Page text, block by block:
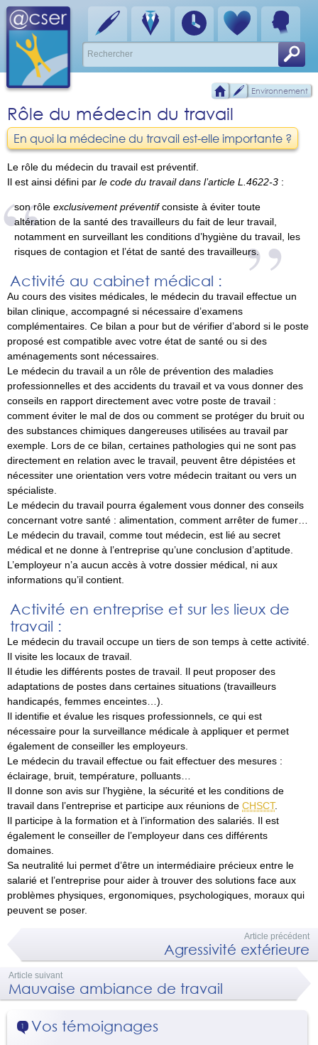
Environnement
Rôle du médecin du travail
En quoi la médecine du travail est-elle importante ?
Le rôle du médecin du travail est préventif.
Il est ainsi défini par le code du travail dans l’article L.4622-3 :
son rôle exclusivement préventifconsiste à éviter toute
altération de la santé des travailleurs du fait de leur travail,
notamment en surveillant les conditions d’hygiène du travail, les
risques de contagion et l’état de santé des travailleurs.
Activité au cabinet médical :
Au cours des visites médicales, le médecin du travail effectue un
bilan clinique, accompagné si nécessaire d’examens
complémentaires. Ce bilan a pour but de vérifier d’abord si le poste
proposé est compatible avec votre état de santé ou si des
aménagements sont nécessaires.
Le médecin du travail a un rôle de prévention des maladies
professionnelles et des accidents du travail et va vous donner des
conseils en rapport directement avec votre poste de travail :
comment éviter le mal de dos ou comment se protéger du bruit ou
des substances chimiques dangereuses utilisées au travail par
exemple. Lors de ce bilan, certaines pathologies qui ne sont pas
directement en relation avec le travail, peuvent être dépistées et
nécessiter une orientation vers votre médecin traitant ou vers un
spécialiste.
Le médecin du travail pourra également vous donner des conseils
concernant votre santé : alimentation, comment arrêter de fumer…
Le médecin du travail, comme tout médecin, est lié au secret
médical et ne donne à l’entreprise qu’une conclusion d’aptitude.
L’employeur n’a aucun accès à votre dossier médical, ni aux
informations qu’il contient.
Activité en entreprise et sur les lieux de
travail :
Le médecin du travail occupe un tiers de son temps à cette activité.
Il visite les locaux de travail.
Il étudie les différents postes de travail. Il peut proposer des
adaptations de postes dans certaines situations (travailleurs
handicapés, femmes enceintes…).
Il identifie et évalue les risques professionnels, ce qui est
nécessaire pour la surveillance médicale à appliquer et permet
également de conseiller les employeurs.
Le médecin du travail effectue ou fait effectuer des mesures :
éclairage, bruit, température, polluants…
Il donne son avis sur l’hygiène, la sécurité et les conditions de
travail dans l’entreprise et participe aux réunions de CHSCT.
Il participe à la formation et à l’information des salariés. Il est
également le conseiller de l’employeur dans ces différents
domaines.
Sa neutralité lui permet d’être un intermédiaire précieux entre le
salarié et l’entreprise pour aider à trouver des solutions face aux
problèmes physiques, ergonomiques, psychologiques, moraux qui
peuvent se poser.
Article précédent
Agressivité extérieure
Article suivant
Mauvaise ambiance de travail
1 Vos témoignages